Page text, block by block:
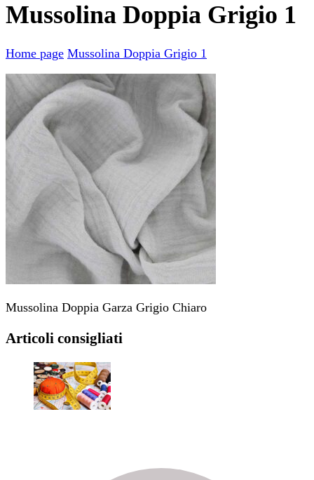
Mussolina Doppia Grigio 1
Home page Mussolina Doppia Grigio 1
Mussolina Doppia Garza Grigio Chiaro
Articoli consigliati